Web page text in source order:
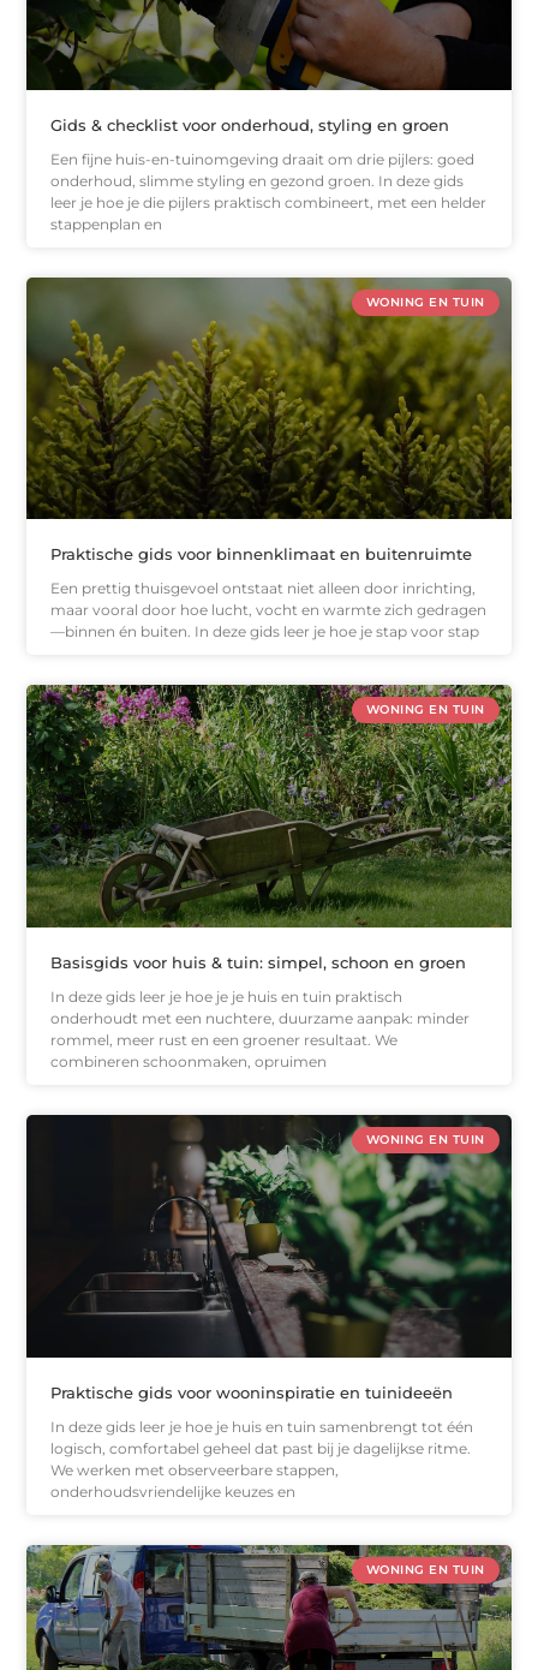
Gids & checklist voor onderhoud, styling en groen
Een fijne huis-en-tuinomgeving draait om drie pijlers: goed
onderhoud, slimme styling en gezond groen. In deze gids
leer je hoe je die pijlers praktisch combineert, met een helder
stappenplan en
WONING EN TUIN
Praktische gids voor binnenklimaat en buitenruimte
Een prettig thuisgevoel ontstaat niet alleen door inrichting,
maar vooral door hoe lucht, vocht en warmte zich gedragen
—binnen én buiten. In deze gids leer je hoe je stap voor stap
WONING EN TUIN
Basisgids voor huis & tuin: simpel, schoon en groen
In deze gids leer je hoe je je huis en tuin praktisch
onderhoudt met een nuchtere, duurzame aanpak: minder
rommel, meer rust en een groener resultaat. We
combineren schoonmaken, opruimen
WONING EN TUIN
Praktische gids voor wooninspiratie en tuinideeën
In deze gids leer je hoe je huis en tuin samenbrengt tot één
logisch, comfortabel geheel dat past bij je dagelijkse ritme.
We werken met observeerbare stappen,
onderhoudsvriendelijke keuzes en
WONING EN TUIN